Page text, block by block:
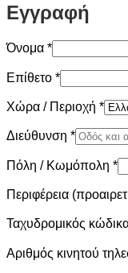
Εγγραφή
Όνομα *
Επίθετο *
Χώρα / Περιοχή *
Διεύθυνση *
Πόλη / Κωμόπολη *
Περιφέρεια
Ταχυδρομικός
Αριθμός κινητού